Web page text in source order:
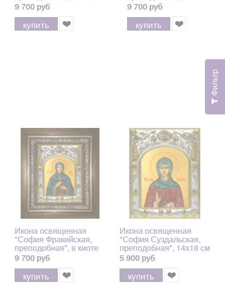
Фильтр
20x24 см арт.247035
9 700 руб
купить
киоте 20x24 см
арт.247034
9 700 руб
купить
Икона освященная
"София Фракийская,
преподобная", в киоте
20x24 см
9 700 руб
купить
Икона освященная
"София Суздальская,
преподобная", 14x18 см
5 900 руб
купить